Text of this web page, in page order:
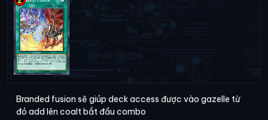
Branded fusion sẽ giúp deck access được vào gazelle từ
đó add lên coalt bắt đầu combo